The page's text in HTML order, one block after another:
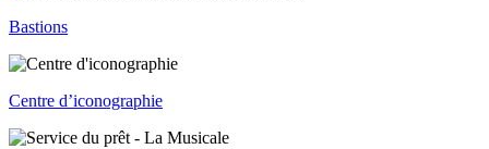
Bastions
Centre d’iconographie